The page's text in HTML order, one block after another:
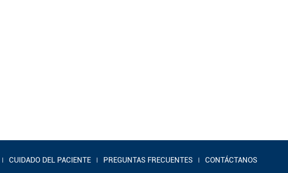
CUIDADO DEL PACIENTE PREGUNTAS FRECUENTES CONTÁCTANOS